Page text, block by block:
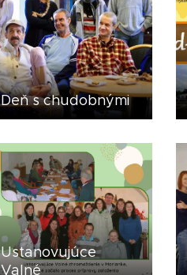
Deň s chudobnými
Ustanovujúce
Valné